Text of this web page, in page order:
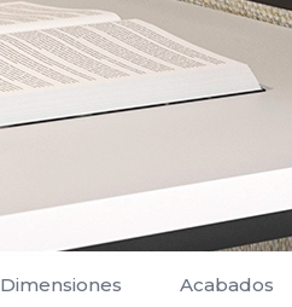
Dimensiones Acabados